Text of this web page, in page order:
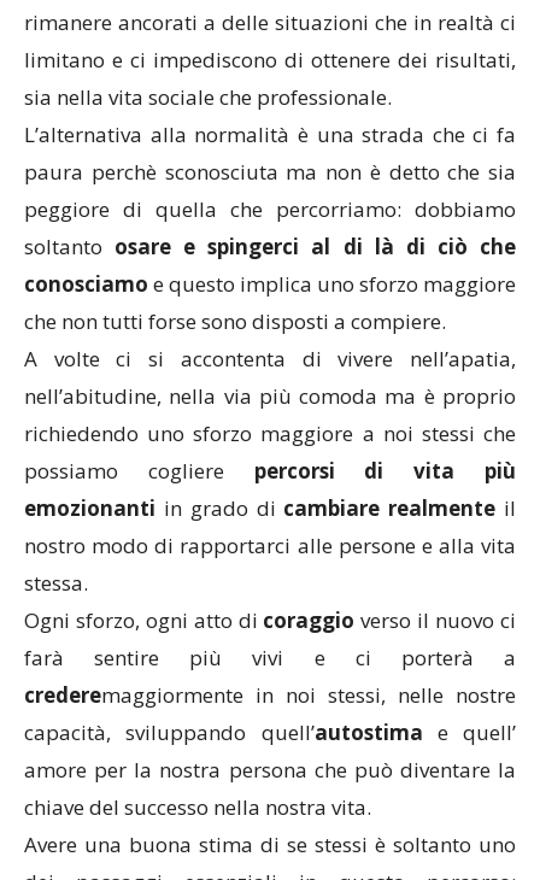
rimanere ancorati a delle situazioni che in realtà ci
limitano e ci impediscono di ottenere dei risultati,
sia nella vita sociale che professionale.
L’alternativa alla normalità è una strada che ci fa
paura perchè sconosciuta ma non è detto che sia
peggiore di quella che percorriamo: dobbiamo
soltanto osare e spingerci al di là di ciò che
conosciamo e questo implica uno sforzo maggiore
che non tutti forse sono disposti a compiere.
A volte ci si accontenta di vivere nell’apatia,
nell’abitudine, nella via più comoda ma è proprio
richiedendo uno sforzo maggiore a noi stessi che
possiamo cogliere percorsi di vita più
emozionanti in grado di cambiare realmente il
nostro modo di rapportarci alle persone e alla vita
stessa.
Ogni sforzo, ogni atto di coraggioverso il nuovo ci
farà sentire più vivi e ci porterà a
crederemaggiormente in noi stessi, nelle nostre
capacità, sviluppando quell’autostima e quell’
amore per la nostra persona che può diventare la
chiave del successo nella nostra vita.
Avere una buona stima di se stessi è soltanto uno